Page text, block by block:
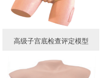
高级子宫底检查评定模型